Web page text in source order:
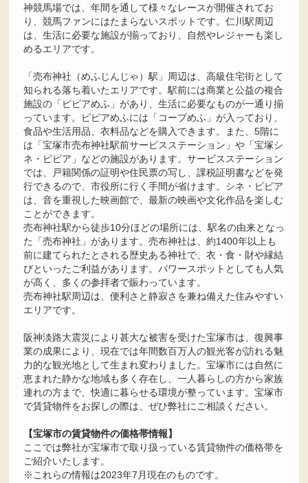
神競馬場では、年間を通して様々なレースが開催されてお
り、競馬ファンにはたまらないスポットです。仁川駅周辺
は、生活に必要な施設が揃っており、自然やレジャーも楽し
めるエリアです。
「売布神社（めふじんじゃ）駅」周辺は、高級住宅街として
知られる落ち着いたエリアです。駅前には商業と公益の複合
施設の「ピピアめふ」があり、生活に必要なものが一通り揃
っています。ピピアめふには「コープめふ」が入っており、
食品や生活用品、衣料品などを購入できます。また、5階に
は「宝塚市売布神社駅前サービスステーション」や「宝塚シ
ネ・ピピア」などの施設があります。サービスステーション
では、戸籍関係の証明や住民票の写し、課税証明書などを発
行できるので、市役所に行く手間が省けます。シネ・ピピア
は、音を重視した映画館で、最新の映画や文化作品を楽しむ
ことができます。
売布神社駅から徒歩10分ほどの場所には、駅名の由来となっ
た「売布神社」があります。売布神社は、約1400年以上も
前に建てられたとされる歴史ある神社で、衣・食・財や縁結
びといったご利益があります。パワースポットとしても人気
が高く、多くの参拝者で賑わっています。
売布神社駅周辺は、便利さと静寂さを兼ね備えた住みやすい
エリアです。
阪神淡路大震災により甚大な被害を受けた宝塚市は、復興事
業の成果により、現在では年間数百万人の観光客が訪れる魅
力的な観光地として生まれ変わりました。宝塚市には自然に
恵まれた静かな地域も多く存在し、一人暮らしの方から家族
連れの方まで、快適に暮らせる環境が整っています。宝塚市
で賃貸物件をお探しの際は、ぜひ弊社にご相談ください。
【宝塚市の賃貸物件の価格帯情報】
ここでは弊社が宝塚市で取り扱っている賃貸物件の価格帯を
ご紹介いたします。
※これらの情報は2023年7月現在のものです。